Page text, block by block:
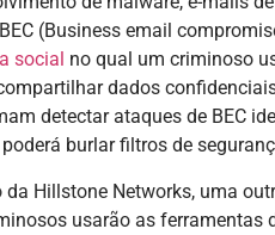
(Business email
social no qual um criminoso
dados
detectar ataques de BEC
burlar filtros de
da Hillstone Networks, uma
usarão as ferramentas